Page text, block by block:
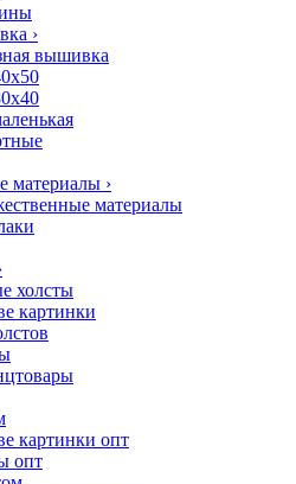
›
вышивка
материалы ›
материалы
холсты
картинки
картинки опт
опт